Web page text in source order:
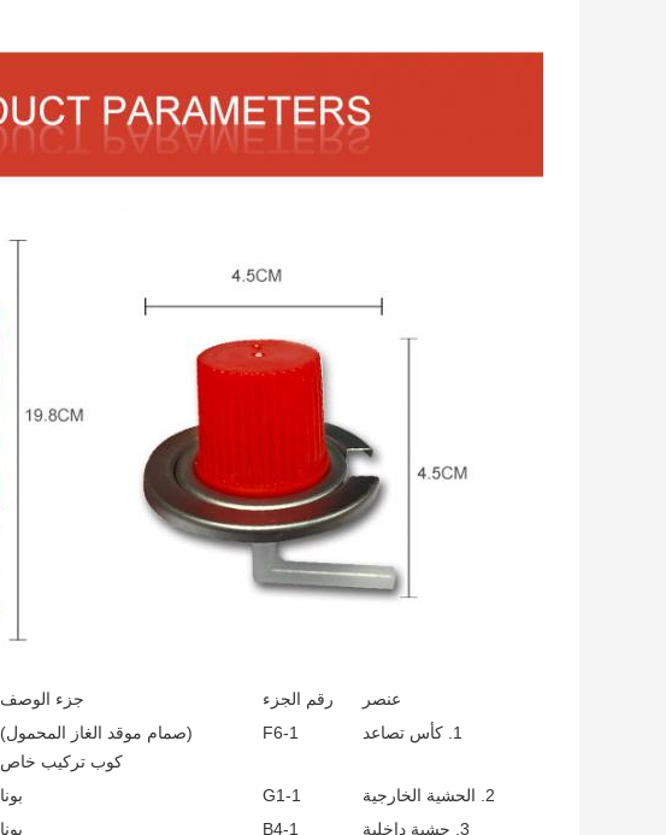
عنصر رقم الجزء
جزء الوصف
1. كأس ​​تصاعد
1-F6
(صمام موقد الغاز المحمول)
كوب تركيب خاص
2. الحشية الخارجية
1-G1
بونا
3. حشية داخلية
1-B4
بونا